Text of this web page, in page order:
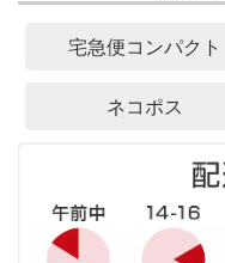
宅急便コンパクト
ネコポス